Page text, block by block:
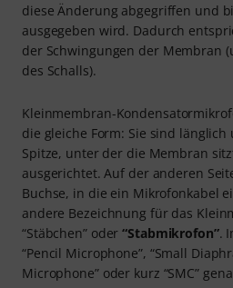
diese Änderung abgegriffen und
ausgegeben wird. Dadurch
der Schwingungen der Membran
des Schalls).
Kleinmembran-
die gleiche Form: Sie sind
Spitze, unter der die Membran
ausgerichtet. Auf der anderen
Buchse, in die ein Mikrofonkabel
andere Bezeichnung für das
“Stäbchen” oder“Stabmikrofon”.
“Pencil Microphone”, “Small
Microphone” oder kurz “SMC”